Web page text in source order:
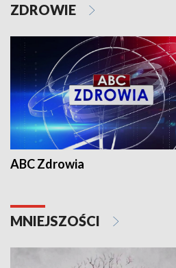
ZDROWIE
ABC Zdrowia
MNIEJSZOŚCI